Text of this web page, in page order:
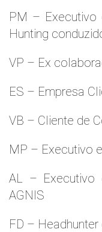
PM –
Hunting
VP – Ex
ES – Empresa
VB – Cliente de
MP – Executivo
AL – Executivo
AGNIS
FD – Headhunter